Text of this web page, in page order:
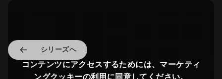
シリーズへ
コンテンツにアクセスするためには、マーケティ
ングクッキーの利用に同意してください。